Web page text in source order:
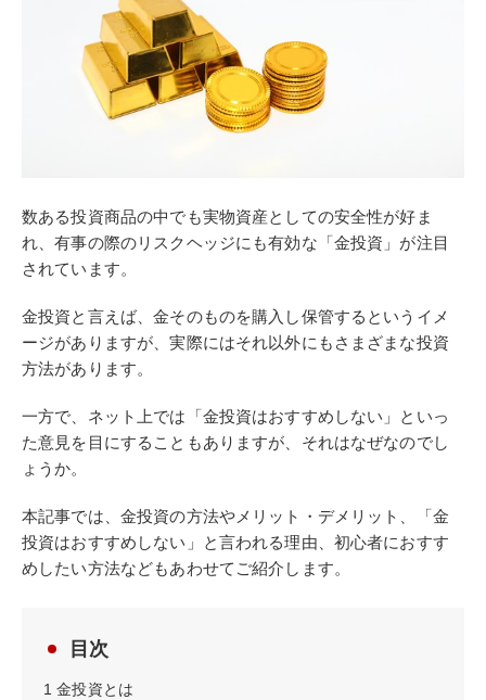
数ある投資商品の中でも実物資産としての安全性が好ま
れ、有事の際のリスクヘッジにも有効な「金投資」が注目
されています。
金投資と言えば、金そのものを購入し保管するというイメ
ージがありますが、実際にはそれ以外にもさまざまな投資
方法があります。
一方で、ネット上では「金投資はおすすめしない」といっ
た意見を目にすることもありますが、それはなぜなのでし
ょうか。
本記事では、金投資の方法やメリット・デメリット、「金
投資はおすすめしない」と言われる理由、初心者におすす
めしたい方法などもあわせてご紹介します。
目次
1 金投資とは